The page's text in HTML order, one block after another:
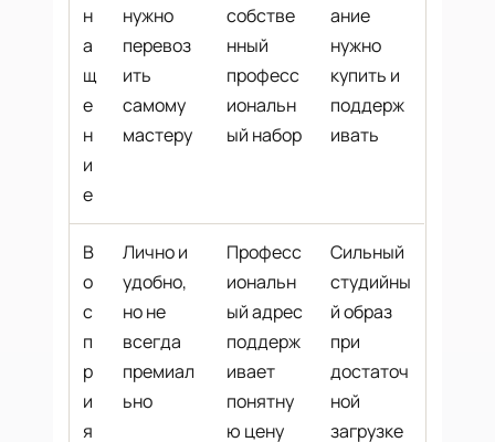
н
а
щ
е
н
и
е
нужно
перевоз
ить
самому
мастеру
собстве
нный
професс
иональн
ый набор
ание
нужно
купить и
поддерж
ивать
В
о
с
п
р
и
я
Лично и
удобно,
но не
всегда
премиал
ьно
Професс
иональн
ый адрес
поддерж
ивает
понятну
ю цену
Сильный
студийны
й образ
при
достаточ
ной
загрузке